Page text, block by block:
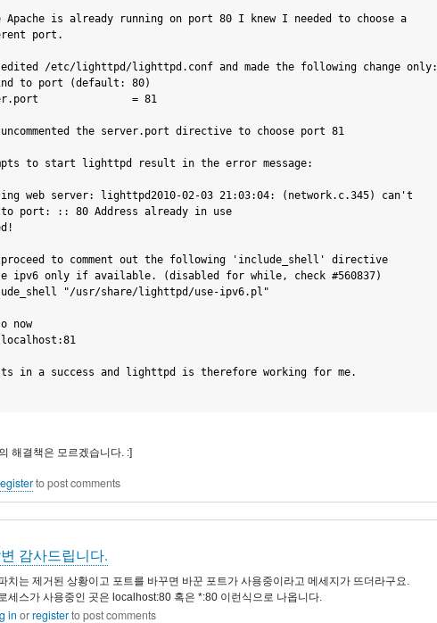
Apache is already running on port 80 I knew I needed to choose a
port.
/etc/lighttpd/lighttpd.conf and made the following change only:
to port (default: 80)
= 81
the server.port directive to choose port 81
to start lighttpd result in the error message:
web server: lighttpd2010-02-03 21:03:04: (network.c.345) can't
to port: :: 80 Address already in use
to comment out the following 'include_shell' directive
ipv6 only if available. (disabled for while, check #560837)
"/usr/share/lighttpd/use-ipv6.pl"
now
localhost:81
in a success and lighttpd is therefore working for me.
해결책은 모르겠습니다. :]
to post comments
감사드립니다.
치는 제거된 상황이고 포트를 바꾸면 바꾼 포트가 사용중이라고 메세지가 뜨더라구요.
세스가 사용중인 곳은 localhost:80 혹은 *:80 이런식으로 나옵니다.
in orregisterto post comments